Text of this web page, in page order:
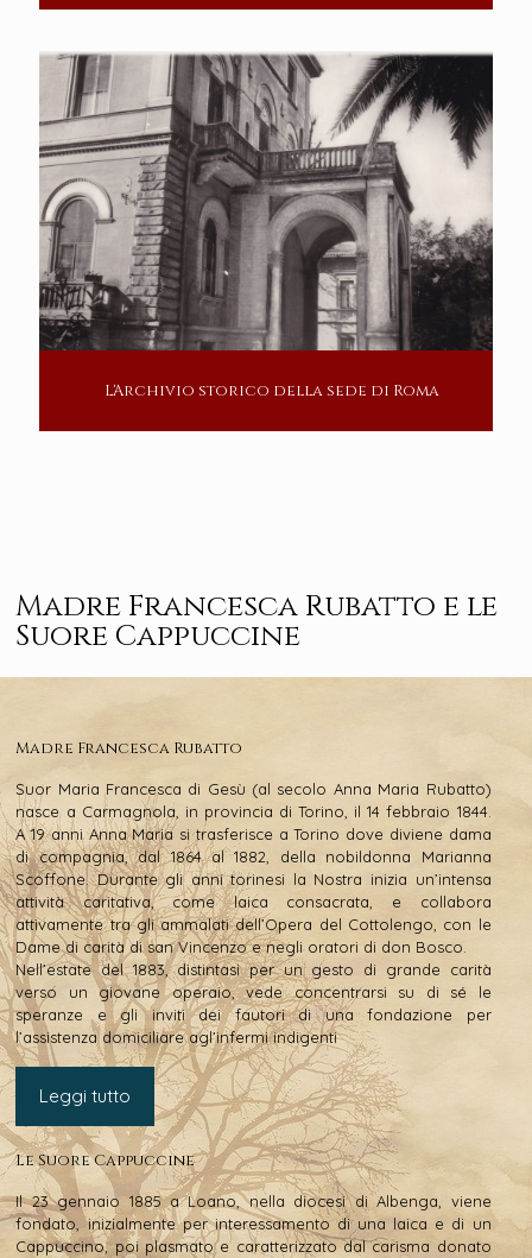
L'Archivio storico della sede di Roma
Madre Francesca Rubatto e le
Suore Cappuccine
Madre Francesca Rubatto
Suor Maria Francesca di Gesù (al secolo Anna Maria Rubatto)
nasce a Carmagnola, in provincia di Torino, il 14 febbraio 1844.
A 19 anni Anna Maria si trasferisce a Torino dove diviene dama
di compagnia, dal 1864 al 1882, della nobildonna Marianna
Scoffone. Durante gli anni torinesi la Nostra inizia un’intensa
attività caritativa, come laica consacrata, e collabora
attivamente tra gli ammalati dell’Opera del Cottolengo, con le
Dame di carità di san Vincenzo e negli oratori di don Bosco.
Nell’estate del 1883, distintasi per un gesto di grande carità
verso un giovane operaio, vede concentrarsi su di sé le
speranze e gli inviti dei fautori di una fondazione per
l’assistenza domiciliare agl’infermi indigenti
Leggi tutto
Le Suore Cappuccine
Il 23 gennaio 1885 a Loano, nella diocesi di Albenga, viene
fondato, inizialmente per interessamento di una laica e di un
Cappuccino, poi plasmato e caratterizzato dal carisma donato